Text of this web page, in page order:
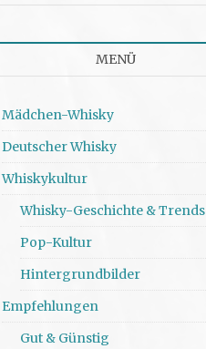
MENÜ
Mädchen-Whisky
Deutscher Whisky
Whiskykultur
Whisky-Geschichte & Trends
Pop-Kultur
Hintergrundbilder
Empfehlungen
Gut & Günstig